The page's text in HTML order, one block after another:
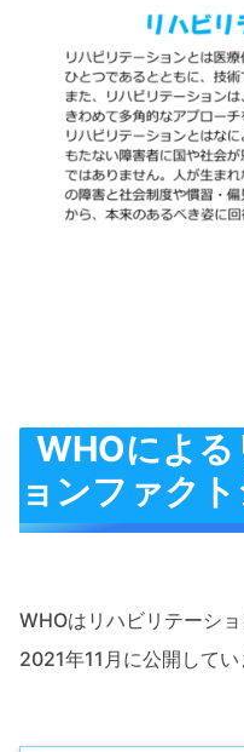
WHOによ
ョンファクト
WHOはリハビリテーシ
2021年11月に公開してい